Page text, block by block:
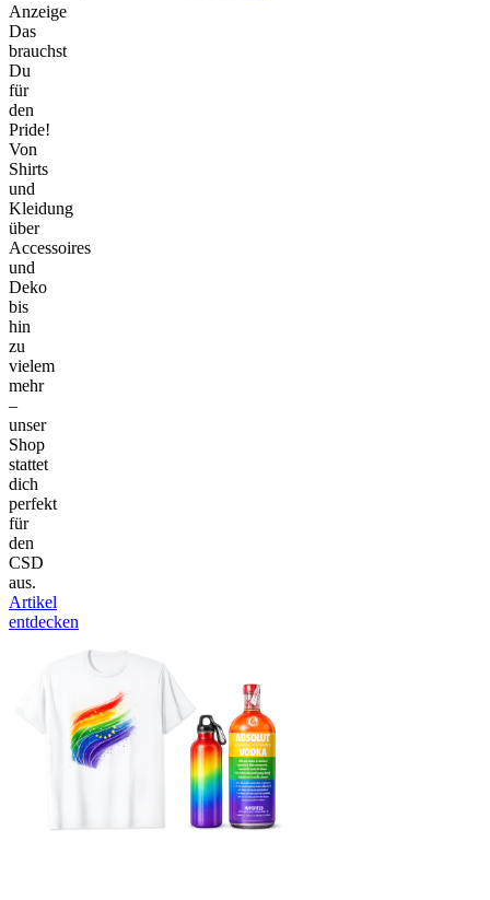
Anzeige
Das
brauchst
Du
für
den
Pride!
Von
Shirts
und
Kleidung
über
Accessoires
und
Deko
bis
hin
zu
vielem
mehr
–
unser
Shop
stattet
dich
perfekt
für
den
CSD
aus.
Artikel
entdecken